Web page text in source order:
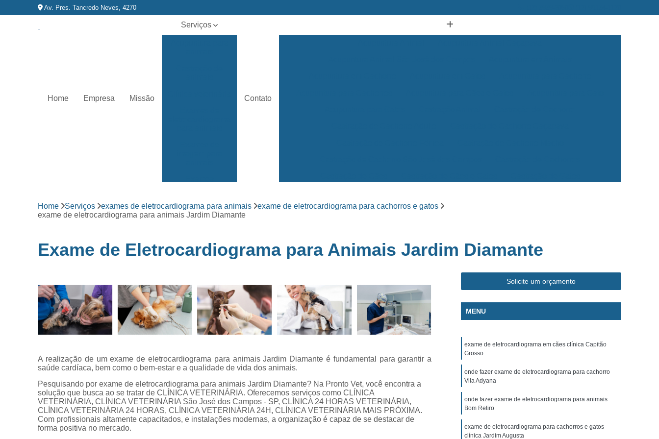
Av. Pres. Tancredo Neves, 4270
Home Empresa Missão
Serviços
Fisioterapia para
animais
Ozonioterapia
animais
Veterinários 24
horas
Veterinários
Contato
Clínica Veterinária Mais Próxima
Clínica Veterinária Popular Caçapava
Clínica Veterinária Popular São José dos Campos
Exame de Eletrocardiograma em Cachorro
Exame de Eletrocardiograma em Cães
Exame de Eletrocardiograma em Gatos
Exame de Eletrocardiograma para Animais
Exame de Eletrocardiograma para Cachorro
Exame de Eletrocardiograma para Cachorro Caçapava
Exame de Eletrocardiograma para Cachorro São José dos Campos
Exame de Eletrocardiograma para Cachorros e Gatos
Exame de Eletrocardiograma para Gatos
Exame de Raio X do Tórax para Cachorro
Exame de Raio X para Cachorro
Exame de Raio X para Gatos
Exame de Ultrassom Abdominal Cão
Exame de Ultrassom Abdominal para Cachorro
Home Serviços exames de eletrocardiograma para animais
exame de eletrocardiograma para cachorros e gatos
exame de eletrocardiograma para animais Jardim Diamante
Exame de Eletrocardiograma para Animais Jardim Diamante
A realização de um exame de eletrocardiograma para animais Jardim Diamante é fundamental para garantir a
saúde cardíaca, bem como o bem-estar e a qualidade de vida dos animais.
Pesquisando por exame de eletrocardiograma para animais Jardim Diamante? Na Pronto Vet, você encontra a
solução que busca ao se tratar de CLÍNICA VETERINÁRIA. Oferecemos serviços como CLÍNICA
VETERINÁRIA, CLÍNICA VETERINÁRIA São José dos Campos - SP, CLÍNICA 24 HORAS VETERINÁRIA,
CLÍNICA VETERINÁRIA 24 HORAS, CLÍNICA VETERINÁRIA 24H, CLÍNICA VETERINÁRIA MAIS PRÓXIMA.
Com profissionais altamente capacitados, e instalações modernas, a organização é capaz de se destacar de
forma positiva no mercado.
Solicite um orçamento
MENU
exame de eletrocardiograma em cães clínica Capitão
Grosso
onde fazer exame de eletrocardiograma para cachorro
Vila Adyana
onde fazer exame de eletrocardiograma para animais
Bom Retiro
exame de eletrocardiograma para cachorros e gatos
clínica Jardim Augusta